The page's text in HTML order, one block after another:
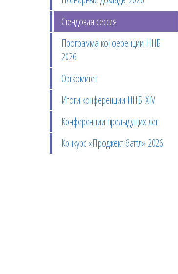
Стендовая сессия
Программа конференции ННБ
2026
Оргкомитет
Итоги конференции ННБ-XIV
Конференции предыдущих лет
Конкурс «Проджект баттл» 2026